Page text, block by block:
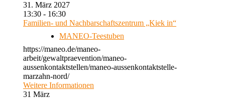
31. März 2027
13:30 - 16:30
Familien- und Nachbarschaftszentrum „Kiek in“
MANEO-Teestuben
https://maneo.de/maneo-
arbeit/gewaltpraevention/maneo-
aussenkontaktstellen/maneo-aussenkontaktstelle-
marzahn-nord/
Weitere Informationen
31 März